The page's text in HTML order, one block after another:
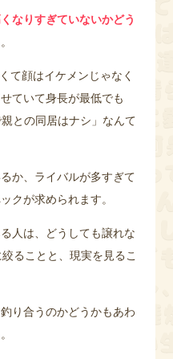
なりすぎていないかどう
て顔はイケメンじゃなく
ていて身長が最低でも
との同居はナシ」なんて
か、ライバルが多すぎて
クが求められます。
人は、どうしても譲れな
ることと、現実を見るこ
り合うのかどうかもあわ